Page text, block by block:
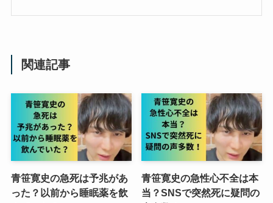
関連記事
青笹寛史の急死は予兆があ
った？以前から睡眠薬を飲
青笹寛史の急性心不全は本
当？SNSで突然死に疑問の